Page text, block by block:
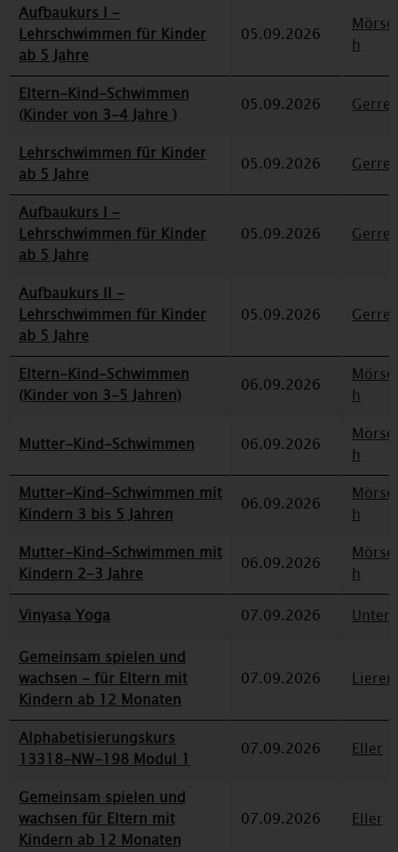
Aufbaukurs I -
Lehrschwimmen für Kinder
ab 5 Jahre
05.09.2026
h
Eltern-Kind-Schwimmen
(Kinder von 3-4 Jahre )
05.09.2026
Lehrschwimmen für Kinder
ab 5 Jahre
05.09.2026
Aufbaukurs I -
Lehrschwimmen für Kinder
ab 5 Jahre
05.09.2026
Aufbaukurs II -
Lehrschwimmen für Kinder
ab 5 Jahre
05.09.2026
Eltern-Kind-Schwimmen
(Kinder von 3-5 Jahren)
06.09.2026
h
Mutter-Kind-Schwimmen 06.09.2026
h
Mutter-Kind-Schwimmen mit
Kindern 3 bis 5 Jahren
06.09.2026
h
Mutter-Kind-Schwimmen mit
Kindern 2-3 Jahre
06.09.2026
h
Vinyasa Yoga
07.09.2026
Gemeinsam spielen und
wachsen - für Eltern mit
Kindern ab 12 Monaten
07.09.2026
Alphabetisierungskurs
13318-NW-198 Modul 1
07.09.2026 Eller
Gemeinsam spielen und
wachsen für Eltern mit
Kindern ab 12 Monaten
07.09.2026 Eller